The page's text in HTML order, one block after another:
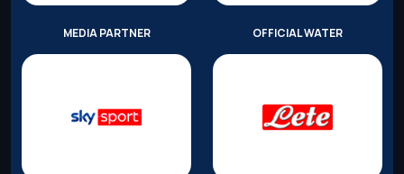
MEDIA PARTNER OFFICIAL WATER